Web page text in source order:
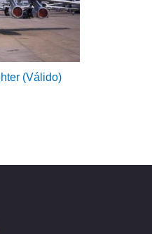
(Válido)